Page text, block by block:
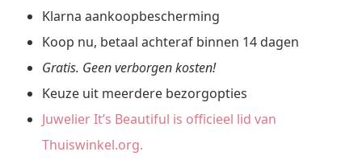
Klarna aankoopbescherming
Koop nu, betaal achteraf binnen 14 dagen
Gratis. Geen verborgen kosten!
Keuze uit meerdere bezorgopties
Juwelier It’s Beautiful is officieel lid van
Thuiswinkel.org.